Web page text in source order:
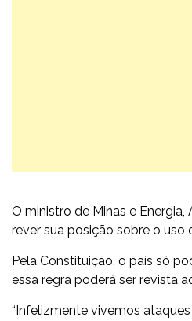
O ministro de Minas e Energia,
rever sua posição sobre o uso
Pela Constituição, o país só
essa regra poderá ser revista
“Infelizmente vivemos